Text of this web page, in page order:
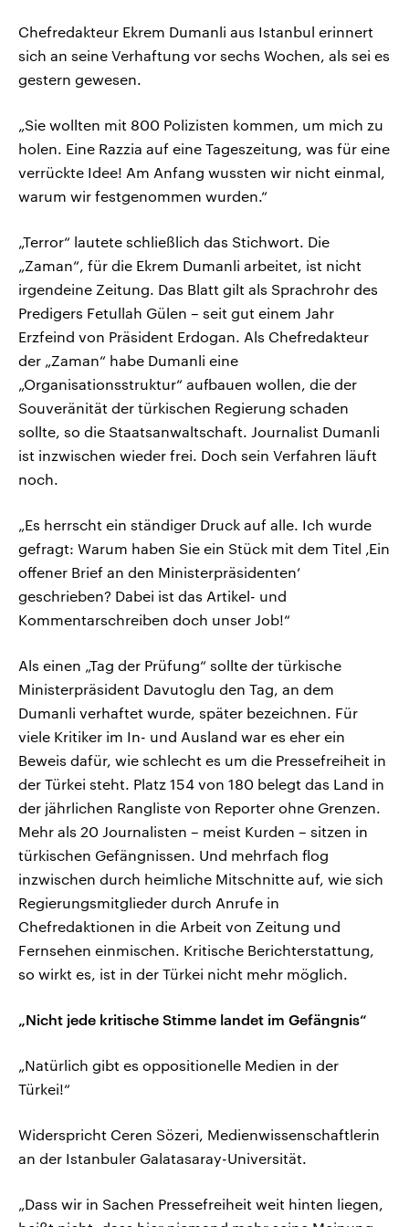
Chefredakteur Ekrem Dumanli aus Istanbul erinnert
sich an seine Verhaftung vor sechs Wochen, als sei es
gestern gewesen.
„Sie wollten mit 800 Polizisten kommen, um mich zu
holen. Eine Razzia auf eine Tageszeitung, was für eine
verrückte Idee! Am Anfang wussten wir nicht einmal,
warum wir festgenommen wurden.“
„Terror“ lautete schließlich das Stichwort. Die
„Zaman“, für die Ekrem Dumanli arbeitet, ist nicht
irgendeine Zeitung. Das Blatt gilt als Sprachrohr des
Predigers Fetullah Gülen – seit gut einem Jahr
Erzfeind von Präsident Erdogan. Als Chefredakteur
der „Zaman“ habe Dumanli eine
„Organisationsstruktur“ aufbauen wollen, die der
Souveränität der türkischen Regierung schaden
sollte, so die Staatsanwaltschaft. Journalist Dumanli
ist inzwischen wieder frei. Doch sein Verfahren läuft
noch.
„Es herrscht ein ständiger Druck auf alle. Ich wurde
gefragt: Warum haben Sie ein Stück mit dem Titel ‚Ein
offener Brief an den Ministerpräsidenten‘
geschrieben? Dabei ist das Artikel- und
Kommentarschreiben doch unser Job!“
Als einen „Tag der Prüfung“ sollte der türkische
Ministerpräsident Davutoglu den Tag, an dem
Dumanli verhaftet wurde, später bezeichnen. Für
viele Kritiker im In- und Ausland war es eher ein
Beweis dafür, wie schlecht es um die Pressefreiheit in
der Türkei steht. Platz 154 von 180 belegt das Land in
der jährlichen Rangliste von Reporter ohne Grenzen.
Mehr als 20 Journalisten – meist Kurden – sitzen in
türkischen Gefängnissen. Und mehrfach flog
inzwischen durch heimliche Mitschnitte auf, wie sich
Regierungsmitglieder durch Anrufe in
Chefredaktionen in die Arbeit von Zeitung und
Fernsehen einmischen. Kritische Berichterstattung,
so wirkt es, ist in der Türkei nicht mehr möglich.
„Nicht jede kritische Stimme landet im Gefängnis“
„Natürlich gibt es oppositionelle Medien in der
Türkei!“
Widerspricht Ceren Sözeri, Medienwissenschaftlerin
an der Istanbuler Galatasaray-Universität.
„Dass wir in Sachen Pressefreiheit weit hinten liegen,